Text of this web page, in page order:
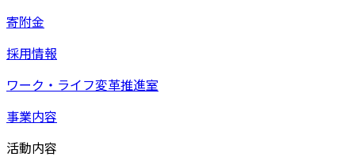
寄附金
採用情報
ワーク・ライフ変革推進室
事業内容
活動内容